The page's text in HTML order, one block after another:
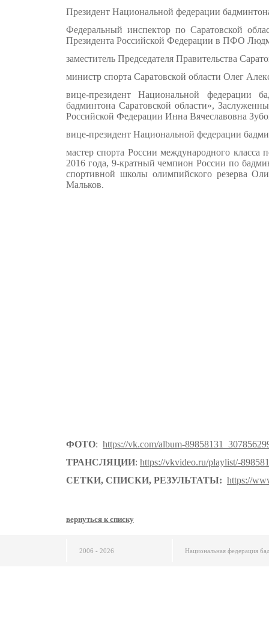
Президент Национальной федерации
Федеральный инспектор по Саратовской
Президента Российской Федерации в ПФО
заместитель Председателя Правительства
министр спорта Саратовской области Олег
вице-президент Национальной федерации
бадминтона Саратовской области»,
Российской Федерации Инна Вячеславовна
вице-президент Национальной федерации
мастер спорта России международного
2016 года, 9-кратный чемпион России по
спортивной школы олимпийского резерва
Мальков.
ФОТО: https://vk.com/album-
ТРАНСЛЯЦИИ: https://vkvideo.ru/playlist/-
СЕТКИ, СПИСКИ, РЕЗУЛЬТАТЫ: https://
вернуться к списку
2006 - 2026 Национальная федерация